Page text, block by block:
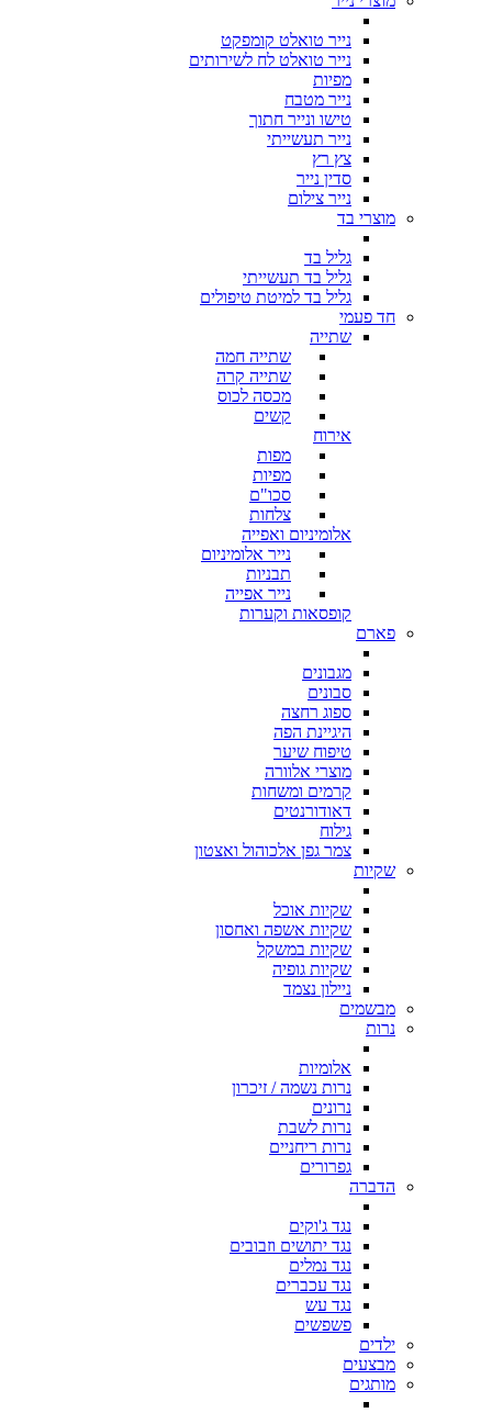
נייר טואלט קומפקט
נייר טואלט לח לשירותים
מפיות
נייר מטבח
טישו ונייר חתוך
נייר תעשייתי
צץ רץ
סדין נייר
נייר צילום
מוצרי בד
גליל בד
גליל בד תעשייתי
גליל בד למיטת טיפולים
חד פעמי
שתייה
שתייה חמה
שתייה קרה
מכסה לכוס
קשים
אירוח
מפות
מפיות
סכו"ם
צלחות
אלומיניום ואפייה
נייר אלומיניום
תבניות
נייר אפייה
קופסאות וקערות
פארם
מגבונים
סבונים
ספוג רחצה
היגיינת הפה
טיפוח שיער
מוצרי אלוורה
קרמים ומשחות
דאודורנטים
גילוח
צמר גפן אלכוהול ואצטון
שקיות
שקיות אוכל
שקיות אשפה ואחסון
שקיות במשקל
שקיות גופיה
ניילון נצמד
מבשמים
נרות
אלומיות
נרות נשמה / זיכרון
נרונים
נרות לשבת
נרות ריחניים
גפרורים
הדברה
נגד ג'וקים
נגד יתושים וזבובים
נגד נמלים
נגד עכברים
נגד עש
פשפשים
ילדים
מבצעים
מותגים